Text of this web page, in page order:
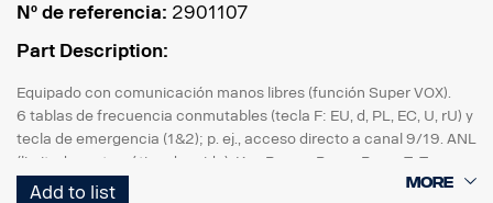
Nº de referencia: 2901107
Part Description:
Equipado con comunicación manos libres (función Super VOX).
6 tablas de frecuencia conmutables (tecla F: EU, d, PL, EC, U, rU) y
tecla de emergencia (1&2); p. ej., acceso directo a canal 9/19. ANL
(limitador automático de ruido). Key Beep y Roger Beep, ToT
(temporizador de tiempo de espera), salida de micrófono de
Add to list